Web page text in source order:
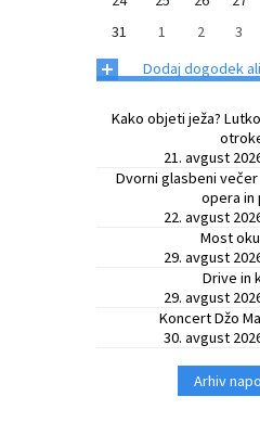
31
1 2 3
+ Dodaj dogodek
Kako objeti ježa?
21. avgust
Dvorni glasbeni
opera in
22. avgust
Most
29. avgust
Drive in
29. avgust
Koncert Džo
30. avgust
Arhiv